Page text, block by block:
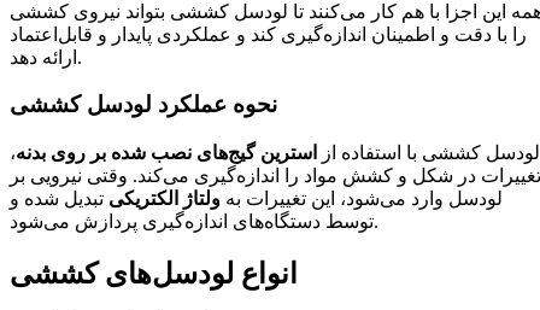
این اجزا با هم کار می‌کنند تا لودسل کششی بتواند نیروی کششی
را با دقت و اطمینان اندازه‌گیری کند و عملکردی پایدار و قابل‌اعتماد
ارائه دهد.
نحوه عملکرد لودسل کششی
لودسل کششی با استفاده از استرین گیج‌های نصب شده بر روی بدنه،
تغییرات در شکل و کشش مواد را اندازه‌گیری می‌کند. وقتی نیرویی بر
لودسل وارد می‌شود، این تغییرات به ولتاژ الکتریکی تبدیل شده و
توسط دستگاه‌های اندازه‌گیری پردازش می‌شود.
انواع لودسل‌های کششی